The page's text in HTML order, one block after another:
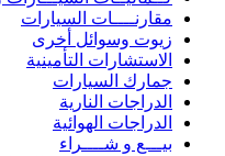
مقارنــــات السيارات
زيوت وسوائل أخرى
الاستشارات التأمينية
جمارك السيارات
الدراجات النارية
الدراجات الهوائية
بيـــع و شــــراء